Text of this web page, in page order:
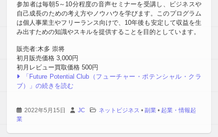
参加者は毎朝5～10分程度の音声セミナーを受講し、ビジネスや
自己成長のための考え方やノウハウを学びます。このプログラム
は個人事業主やフリーランス向けで、10年後も安定して収益を生
み出すための知識やスキルを提供することを目的としています。
販売者:木多 崇将
初月販売価格 3,000円
初月レビュー買取価格 500円
「Future Potential Club（フューチャー・ポテンシャル・クラ
ブ）」の続きを読む
2022年5月15日 JC ネットビジネス • 副業 • 起業・情報起
業